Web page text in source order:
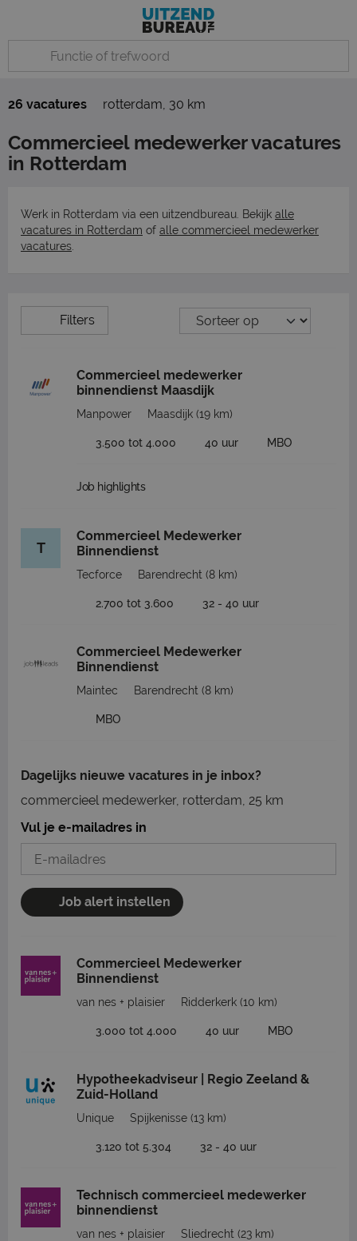
26 vacatures rotterdam, 30 km
Commercieel medewerker vacatures
in Rotterdam
Werk in Rotterdam via een uitzendbureau. Bekijk alle
vacatures in Rotterdam of alle commercieel medewerker
vacatures
Filters
Commercieel medewerker
binnendienst Maasdijk
Manpower Maasdijk (19 km)
3.500 tot 4.000 40 uur MBO
Job highlights
T
Commercieel Medewerker
Binnendienst
Tecforce Barendrecht (8 km)
2.700 tot 3.600 32 - 40 uur
Commercieel Medewerker
Binnendienst
Maintec Barendrecht (8 km)
MBO
Dagelijks nieuwe vacatures in je inbox?
commercieel medewerker, rotterdam, 25 km
Vul je e-mailadres in
Job alert instellen
Commercieel Medewerker
Binnendienst
van nes + plaisier Ridderkerk (10 km)
3.000 tot 4.000 40 uur MBO
Hypotheekadviseur | Regio Zeeland &
Zuid-Holland
Unique Spijkenisse (13 km)
3.120 tot 5.304 32 - 40 uur
Technisch commercieel medewerker
binnendienst
van nes + plaisier Sliedrecht (23 km)